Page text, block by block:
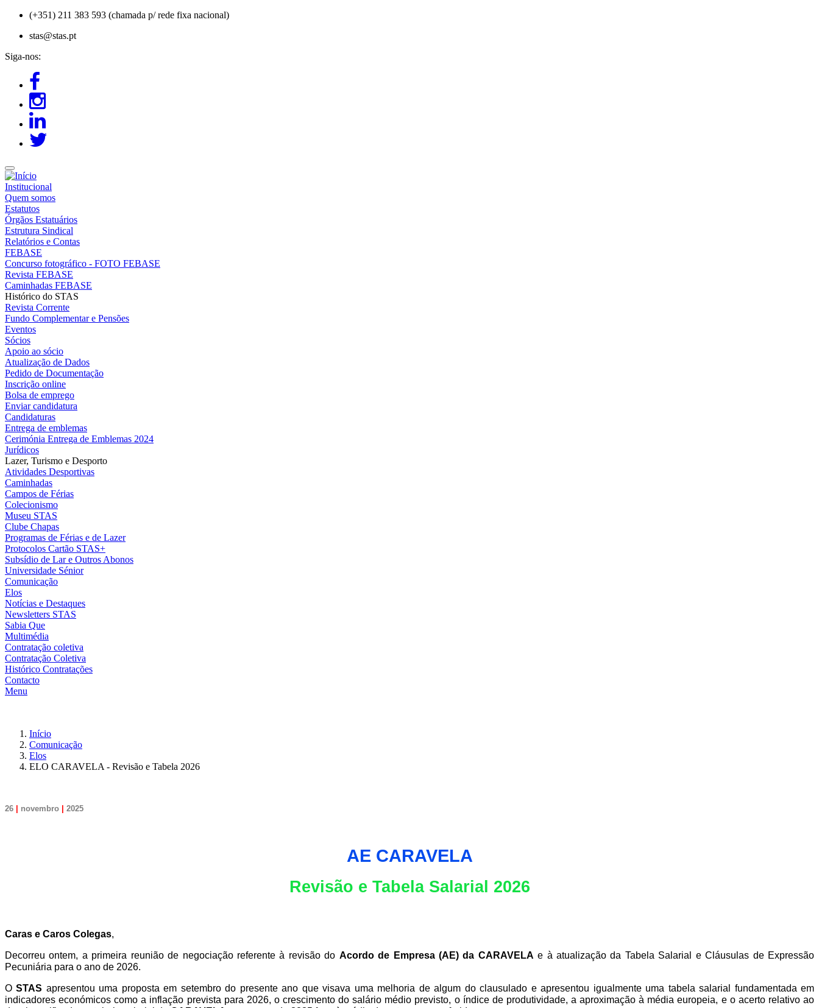
Passar
principal
(+351) 211 383 593 (chamada p/ rede fixa nacional)
stas@stas.pt
Siga-nos:
Institucional
Quem somos
Estatutos
Órgãos Estatuários
Estrutura Sindical
Relatórios e Contas
FEBASE
Concurso fotográfico - FOTO FEBASE
Revista FEBASE
Caminhadas FEBASE
Histórico do STAS
Revista Corrente
Fundo Complementar e Pensões
Eventos
Sócios
Apoio ao sócio
Atualização de Dados
Pedido de Documentação
Inscrição online
Bolsa de emprego
Enviar candidatura
Candidaturas
Entrega de emblemas
Cerimónia Entrega de Emblemas 2024
Jurídicos
Lazer, Turismo e Desporto
Atividades Desportivas
Caminhadas
Campos de Férias
Colecionismo
Museu STAS
Clube Chapas
Programas de Férias e de Lazer
Protocolos Cartão STAS+
Subsídio de Lar e Outros Abonos
Universidade Sénior
Comunicação
Elos
Notícias e Destaques
Newsletters STAS
Sabia Que
Multimédia
Contratação coletiva
Contratação Coletiva
Histórico Contratações
Contacto
Menu
Início
Comunicação
Elos
ELO CARAVELA - Revisão e Tabela 2026
26 novembro 2025
AE CARAVELA
Revisão e Tabela Salarial 2026
Caras e Caros Colegas,
Decorreu ontem, a primeira reunião de negociação referente à revisão do Acordo de Empresa (AE) da CARAVELA e à atualização da Tabela Salarial e Cláusulas de Expressão
Pecuniária para o ano de 2026.
OSTAS apresentou uma proposta em setembro do presente ano que visava uma melhoria de algum do clausulado e apresentou igualmente uma tabela salarial fundamentada em
indicadores económicos como a inflação prevista para 2026, o crescimento do salário médio previsto, o índice de produtividade, a aproximação à média europeia, e o acerto relativo ao